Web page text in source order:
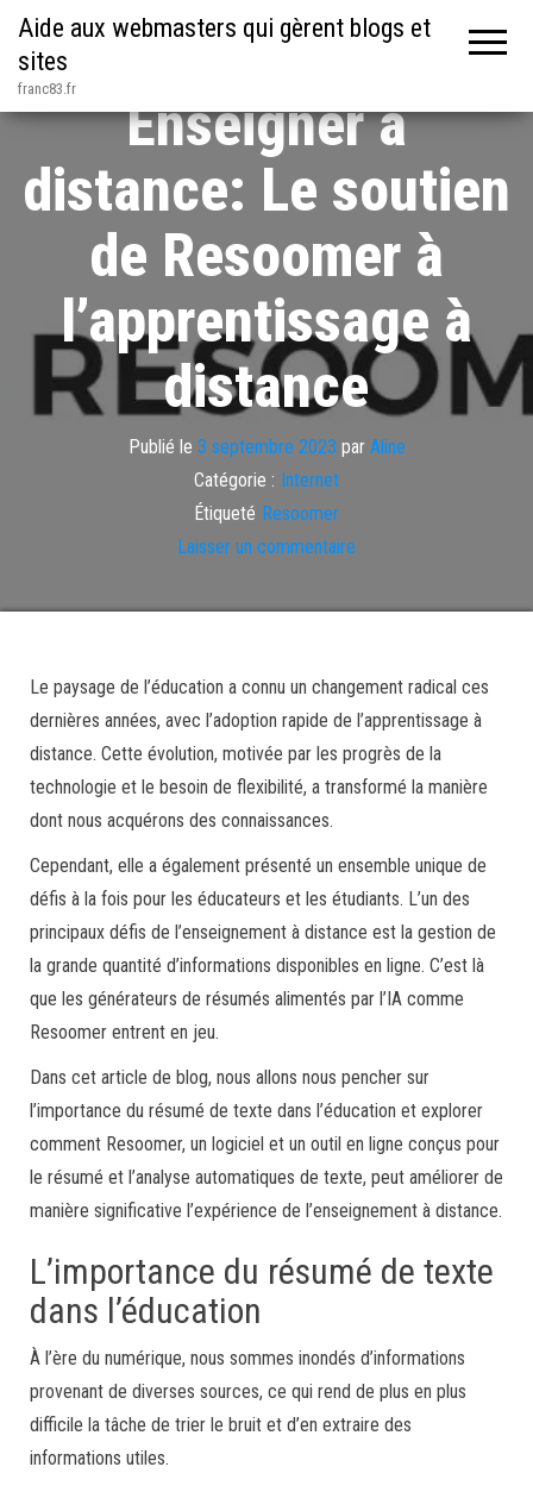
Aide aux webmasters qui gèrent blogs et
sites
franc83.fr
Enseigner à
distance: Le soutien
de Resoomer à
l’apprentissage à
distance
Publié le 3 septembre 2023 par Aline
Catégorie : Internet
Étiqueté Resoomer
Laisser un commentaire
Le paysage de l’éducation a connu un changement radical ces
dernières années, avec l’adoption rapide de l’apprentissage à
distance. Cette évolution, motivée par les progrès de la
technologie et le besoin de flexibilité, a transformé la manière
dont nous acquérons des connaissances.
Cependant, elle a également présenté un ensemble unique de
défis à la fois pour les éducateurs et les étudiants. L’un des
principaux défis de l’enseignement à distance est la gestion de
la grande quantité d’informations disponibles en ligne. C’est là
que les générateurs de résumés alimentés par l’IA comme
Resoomer entrent en jeu.
Dans cet article de blog, nous allons nous pencher sur
l’importance du résumé de texte dans l’éducation et explorer
comment Resoomer, un logiciel et un outil en ligne conçus pour
le résumé et l’analyse automatiques de texte, peut améliorer de
manière significative l’expérience de l’enseignement à distance.
L’importance du résumé de texte
dans l’éducation
À l’ère du numérique, nous sommes inondés d’informations
provenant de diverses sources, ce qui rend de plus en plus
difficile la tâche de trier le bruit et d’en extraire des
informations utiles.